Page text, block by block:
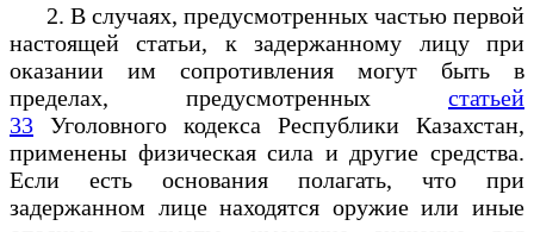
2. В случаях, предусмотренных частью первой
настоящей статьи, к задержанному лицу при
оказании им сопротивления могут быть в
пределах, предусмотренных статьей
33 Уголовного кодекса Республики Казахстан,
применены физическая сила и другие средства.
Если есть основания полагать, что при
задержанном лице находятся оружие или иные